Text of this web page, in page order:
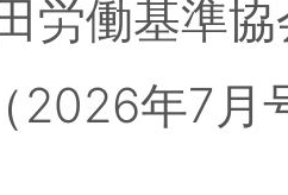
労働基準
2026年7月